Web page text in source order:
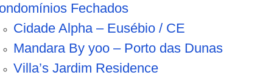
Fechados
Cidade Alpha – Eusébio / CE
Mandara By yoo – Porto das Dunas
Villa’s Jardim Residence